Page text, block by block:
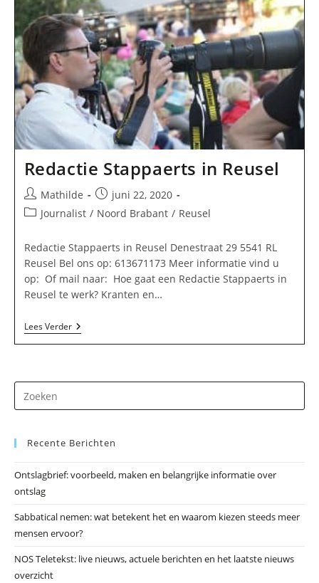
Redactie Stappaerts in Reusel
Bericht
auteur:
Mathilde
Bericht
gepubliceerd
juni 22, 2020
Berichtcategorie:
Journalist / Noord Brabant / Reusel
Redactie Stappaerts in Reusel Denestraat 29 5541 RL
Reusel Bel ons op: 613671173 Meer informatie vind u
op: Of mail naar: Hoe gaat een Redactie Stappaerts in
Reusel te werk? Kranten en…
Lees VerderRedactie
Stappaerts
op
Recente Berichten
Ontslagbrief: voorbeeld, maken en belangrijke informatie over
ontslag
Sabbatical nemen: wat betekent het en waarom kiezen steeds meer
mensen ervoor?
NOS Teletekst: live nieuws, actuele berichten en het laatste nieuws
overzicht